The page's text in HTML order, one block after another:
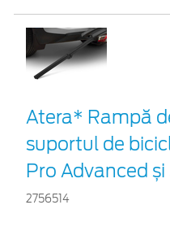
Atera* Rampă
suportul de
Pro Advanced
2756514